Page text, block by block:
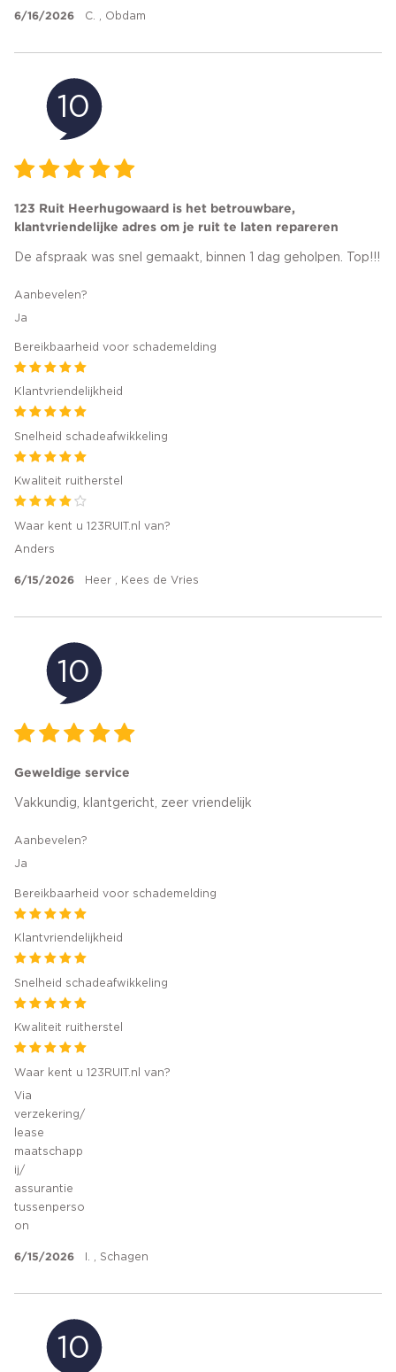
6/16/2026 C. , Obdam
10
123 Ruit Heerhugowaard is het betrouwbare,
klantvriendelijke adres om je ruit te laten repareren
De afspraak was snel gemaakt, binnen 1 dag geholpen. Top!!!
Aanbevelen?
Ja
Bereikbaarheid voor schademelding
Klantvriendelijkheid
Snelheid schadeafwikkeling
Kwaliteit ruitherstel
Waar kent u 123RUIT.nl van?
Anders
6/15/2026 Heer , Kees de Vries
10
Geweldige service
Vakkundig, klantgericht, zeer vriendelijk
Aanbevelen?
Ja
Bereikbaarheid voor schademelding
Klantvriendelijkheid
Snelheid schadeafwikkeling
Kwaliteit ruitherstel
Waar kent u 123RUIT.nl van?
Via
verzekering/
lease
maatschapp
ij/
assurantie
tussenperso
on
6/15/2026 I. , Schagen
10